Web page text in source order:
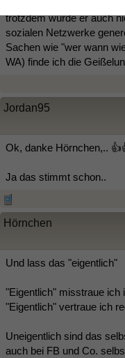
trotzdem würde er auch
sozialen Netzwerke
Sachen wie "wer wann
WA) finde ich die
Jordan95
Ok, danke Hörnchen,..
Ja das stimmt schon..
Hörnchen
Und lass das "eigentlich"
"Eigentlich" misstraue ich
"Eigentlich" vertraue ich
Uneigentlich sind das
auch bei FB und Co.